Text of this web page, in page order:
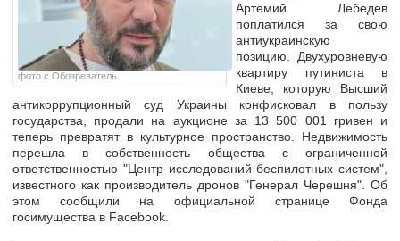
фото с Обозреватель
Артемий Лебедев
поплатился за свою
антиукраинскую
позицию. Двухуровневую
квартиру путиниста в
Киеве, которую Высший
антикоррупционный суд Украины конфисковал в пользу
государства, продали на аукционе за 13 500 001 гривен и
теперь превратят в культурное пространство. Недвижимость
перешла в собственность общества с ограниченной
ответственностью "Центр исследований беспилотных систем",
известного как производитель дронов "Генерал Черешня". Об
этом сообщили на официальной странице Фонда
госимущества в Facebook.